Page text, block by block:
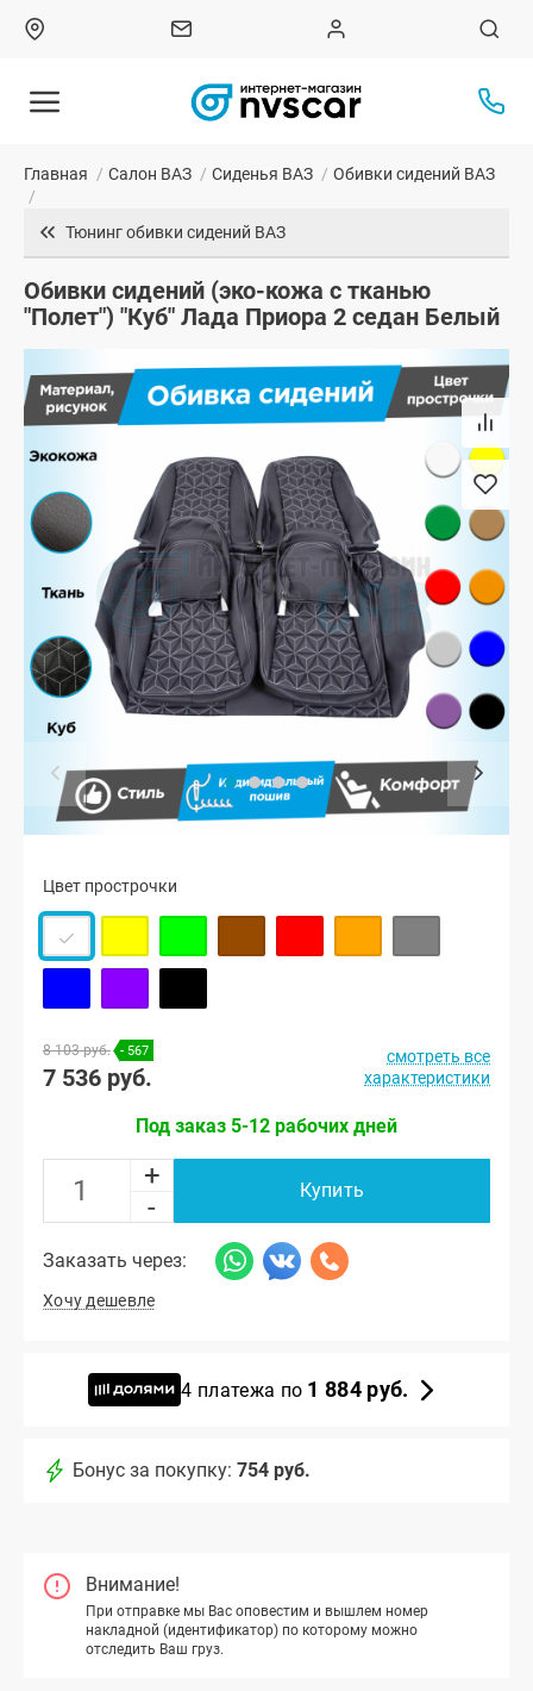
Главная / Салон ВАЗ / Сиденья ВАЗ / Обивки сидений ВАЗ
/
Тюнинг обивки сидений ВАЗ
Обивки сидений (эко-кожа с тканью
"Полет") "Куб" Лада Приора 2 седан Белый
Цвет прострочки
8 103 руб. - 567
7 536 руб.
смотреть все
характеристики
Под заказ 5-12 рабочих дней
+
-
Купить
Заказать через:
Хочу дешевле
4 платежа по 1 884 руб.
Бонус за покупку: 754 руб.
Внимание!
При отправке мы Вас оповестим и вышлем номер
накладной (идентификатор) по которому можно
отследить Ваш груз.